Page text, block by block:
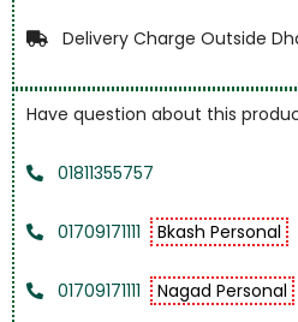
Delivery Charge Outside
Have question about this
01811355757
01709171111 Bkash Personal
01709171111 Nagad Personal